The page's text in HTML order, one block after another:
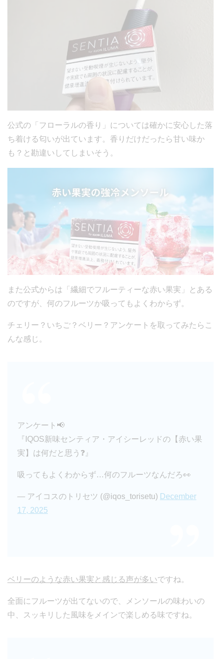
公式の「フローラルの香り」については確かに安心した落
ち着ける匂いが出ています。香りだけだったら甘い味か
も？と勘違いしてしまいそう。
また公式からは「繊細でフルーティーな赤い果実」とある
のですが、何のフルーツか吸ってもよくわからず。
チェリー？いちご？ベリー？アンケートを取ってみたらこ
んな感じ。
アンケート📢
『IQOS新味センティア・アイシーレッドの【赤い果
実】は何だと思う❓』
吸ってもよくわからず…何のフルーツなんだろ👀
— アイコスのトリセツ (@iqos_torisetu) December
17, 2025
ベリーのような赤い果実と感じる声が多いですね。
全面にフルーツが出てないので、メンソールの味わいの
中、スッキリした風味をメインで楽しめる味ですね。